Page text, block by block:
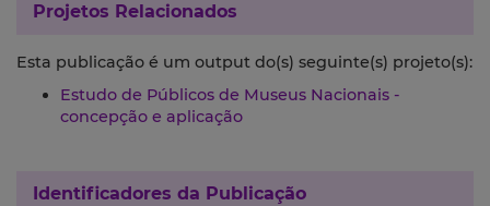
Projetos Relacionados
Esta publicação é um output do(s) seguinte(s) projeto(s):
Estudo de Públicos de Museus Nacionais -
concepção e aplicação
Identificadores da Publicação